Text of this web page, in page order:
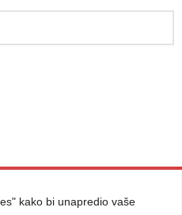
kako bi unapredio vaše
Sva prava zadržana.